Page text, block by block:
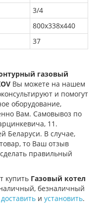
3/4
800х338х440
37
газовый
Вы можете на нашем
и помогут
оборудование,
Вам. Самовывоз по
11.
Беларуси. В случае,
то Ваш отзыв
правильный
купить Газовый котел
безналичный
доставить и установить.